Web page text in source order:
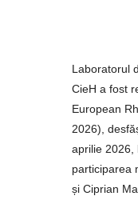
Laboratorul
CieH a fost
European
2026),
aprilie 2026,
participarea
și Ciprian